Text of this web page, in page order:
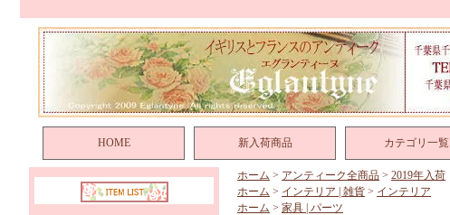
HOME 新入荷商品 カテゴリ一覧
ホーム > アンティーク全商品 > 2019年入荷
ホーム > インテリア | 雑貨 > インテリア
ホーム > 家具 | パーツ